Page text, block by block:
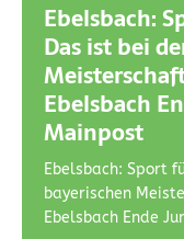
Ebelsbach:
Das ist bei
Ebelsbach
Mainpost
Ebelsbach: Sport
bayerischen
Ebelsbach Ende